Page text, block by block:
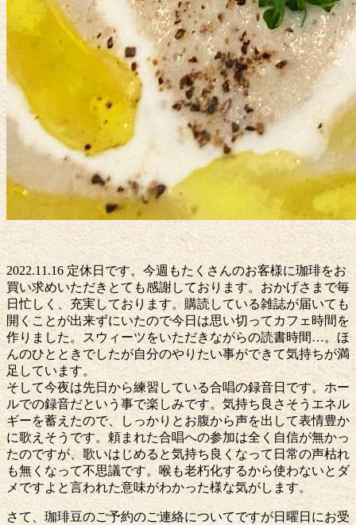
2022.11.16 定休日です。今週もたくさんのお客様に珈琲をお
買い求めいただきとても感謝しております。おかげさまで毎
日忙しく、充実しております。購読している雑誌が届いても
開くことが出来ずにいたので今日は思い切ってカフェ時間を
作りました。スウィーツをいただきながらの読書時間…。ほ
んのひとときでしたが自分のやりたい事ができて気持ちが満
足しています。
そして今夜は先日から練習している合唱の録音日です。ホー
ルでの録音だという事で楽しみです。気持ち良さそうエネル
ギーを蓄えたので、しっかりとお腹から声を出して表情豊か
に歌えそうです。頼まれた合唱への参加は全く自信が無かっ
たのですが、歌いはじめると気持ち良くなって日常の声枯れ
も無くなって不思議です。喉も老朽化するから使わないとダ
メですよと言われた意味がわかった様な気がします。
さて、珈琲豆のご予約のご連絡についてですが日曜日にお受